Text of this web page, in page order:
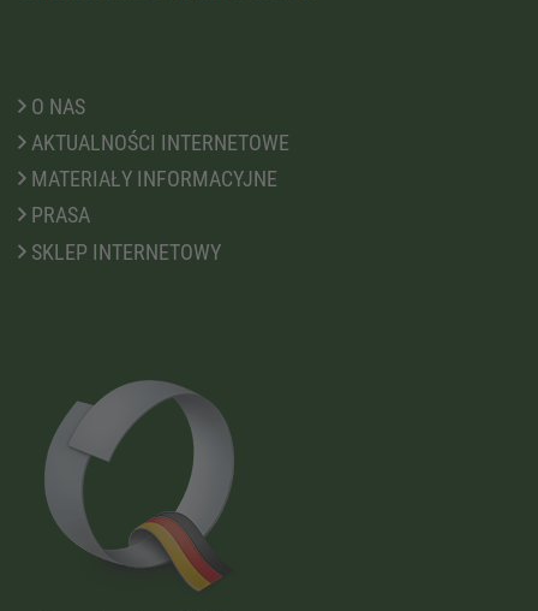
O NAS
AKTUALNOŚCI INTERNETOWE
MATERIAŁY INFORMACYJNE
PRASA
SKLEP INTERNETOWY